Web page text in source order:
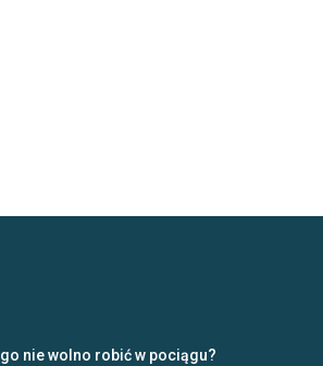
nie wolno robić w pociągu?